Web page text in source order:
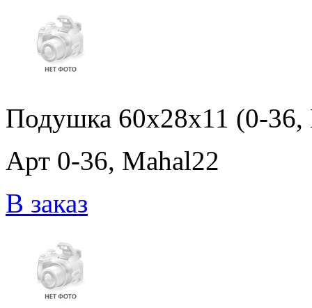
Подушка 60x28x11 (0-36,
Арт 0-36, Mahal22
В заказ